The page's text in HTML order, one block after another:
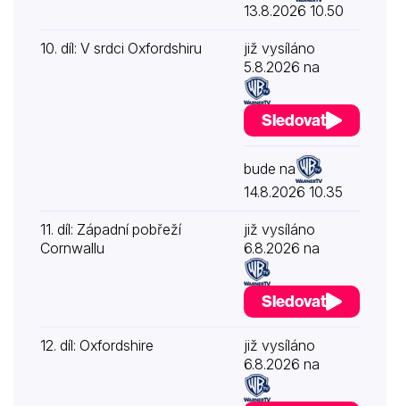
13.8.2026 10.50
10. díl: V srdci Oxfordshiru
již vysíláno
5.8.2026 na
Sledovat
bude na
14.8.2026 10.35
11. díl: Západní pobřeží
Cornwallu
již vysíláno
6.8.2026 na
Sledovat
12. díl: Oxfordshire
již vysíláno
6.8.2026 na